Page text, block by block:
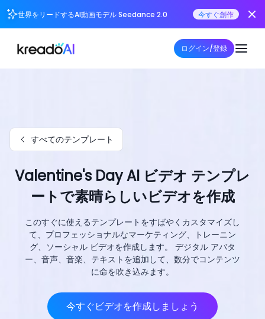
世界をリードするAI動画モデル Seedance 2.0 今すぐ創作
ログイン/登録
すべてのテンプレート
Valentine's Day AI ビデオ テンプレ
ートで素晴らしいビデオを作成
このすぐに使えるテンプレートをすばやくカスタマイズし
て、プロフェッショナルなマーケティング、トレーニン
グ、ソーシャル ビデオを作成します。 デジタル アバタ
ー、音声、音楽、テキストを追加して、数分でコンテンツ
に命を吹き込みます。
今すぐビデオを作成しましょう